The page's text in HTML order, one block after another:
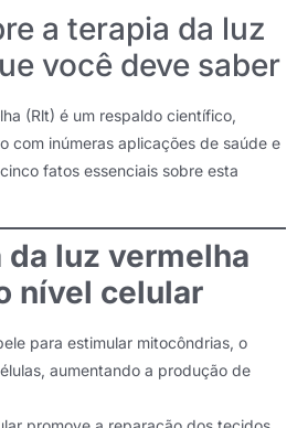
a terapia da luz
você deve saber
(Rlt) é um respaldo científico,
com inúmeras aplicações de saúde e
fatos essenciais sobre esta
da luz vermelha
nível celular
para estimular mitocôndrias, o
aumentando a produção de